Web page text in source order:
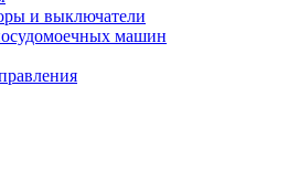
и выключатели
машин